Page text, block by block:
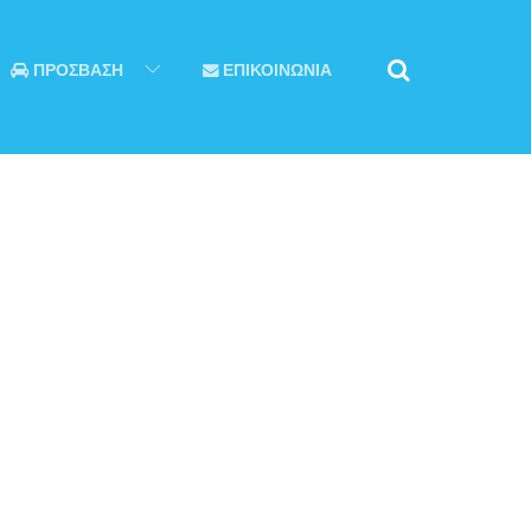
ΠΡΟΣΒΑΣΗ ΕΠΙΚΟΙΝΩΝΙΑ